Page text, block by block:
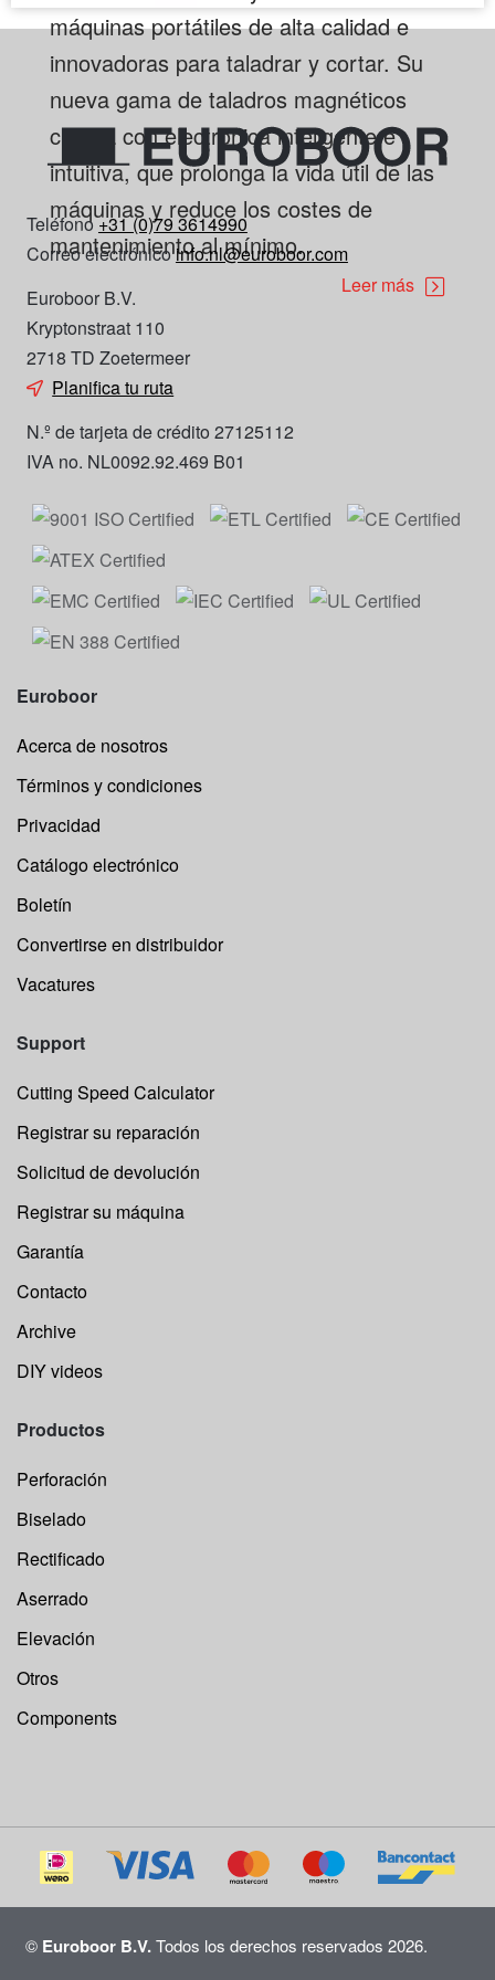
máquinas portátiles de alta calidad e
innovadoras para taladrar y cortar. Su
nueva gama de taladros magnéticos
cuenta con electrónica inteligente e
intuitiva, que prolonga la vida útil de las
máquinas y reduce los costes de
mantenimiento al mínimo.
Leer más
Teléfono+31 (0)79 3614990
Correo electrónicoinfo.nl@euroboor.com
Euroboor B.V.
Kryptonstraat 110
2718 TD Zoetermeer
Planifica tu ruta
N.º de tarjeta de crédito 27125112
IVA no. NL0092.92.469 B01
Euroboor
Acerca de nosotros
Términos y condiciones
Privacidad
Catálogo electrónico
Boletín
Convertirse en distribuidor
Vacatures
Support
Cutting Speed Calculator
Registrar su reparación
Solicitud de devolución
Registrar su máquina
Garantía
Contacto
Archive
DIY videos
Productos
Perforación
Biselado
Rectificado
Aserrado
Elevación
Otros
Components
© Euroboor B.V.Todos los derechos reservados 2026.